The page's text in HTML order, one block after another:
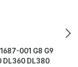
001 G8 G9
DL360 DL380